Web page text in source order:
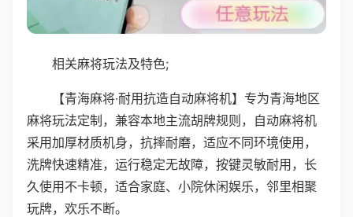
相关麻将玩法及特色;
【青海麻将·耐用抗造自动麻将机】专为青海地区
麻将玩法定制，兼容本地主流胡牌规则，自动麻将机
采用加厚材质机身，抗摔耐磨，适应不同环境使用，
洗牌快速精准，运行稳定无故障，按键灵敏耐用，长
久使用不卡顿，适合家庭、小院休闲娱乐，邻里相聚
玩牌，欢乐不断。